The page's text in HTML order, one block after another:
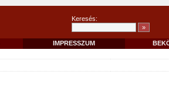
Keresés:
IMPRESSZUM